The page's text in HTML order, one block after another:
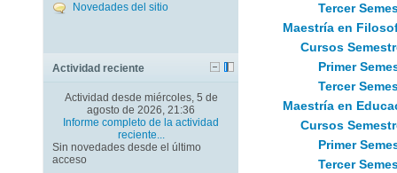
Tercer
Maestría en
Cursos
Primer
Tercer
Maestría en
Cursos
Primer
Tercer
Novedades del sitio
Actividad reciente
Actividad desde miércoles, 5 de
agosto de 2026, 21:36
Informe completo de la actividad
reciente...
Sin novedades desde el último
acceso